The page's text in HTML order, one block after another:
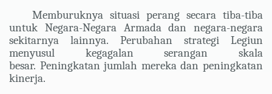
Memburuknya situasi perang secara tiba-tiba
untuk Negara-Negara Armada dan negara-negara
sekitarnya lainnya. Perubahan strategi Legiun
menyusul kegagalan serangan skala
besar. Peningkatan jumlah mereka dan peningkatan
kinerja.